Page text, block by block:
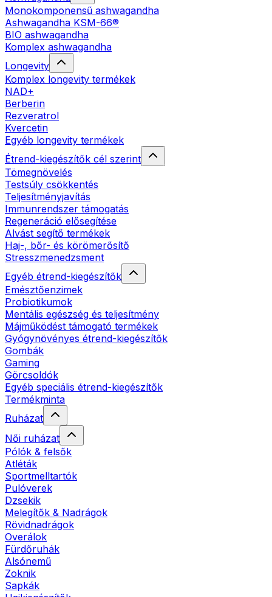
Monokomponensű ashwagandha
Ashwagandha KSM-66®
BIO ashwagandha
Komplex ashwagandha
Longevity
Komplex longevity termékek
NAD+
Berberin
Rezveratrol
Kvercetin
Egyéb longevity termékek
Étrend-kiegészítők cél szerint
Tömegnövelés
Testsúly csökkentés
Teljesítményjavítás
Immunrendszer támogatás
Regeneráció elősegítése
Alvást segítő termékek
Haj-, bőr- és körömerősítő
Stresszmenedzsment
Egyéb étrend-kiegészítők
Emésztőenzimek
Probiotikumok
Mentális egészség és teljesítmény
Májműködést támogató termékek
Gyógynövényes étrend-kiegészítők
Gombák
Gaming
Görcsoldók
Egyéb speciális étrend-kiegészítők
Termékminta
Ruházat
Női ruházat
Pólók & felsők
Atléták
Sportmelltartók
Pulóverek
Dzsekik
Melegítők & Nadrágok
Rövidnadrágok
Overálok
Fürdőruhák
Alsónemű
Zoknik
Sapkák